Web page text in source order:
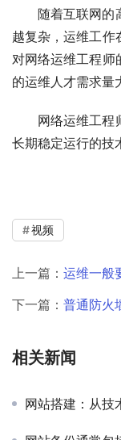
随着互联网的
越复杂，运维工作
对网络运维工程师
的运维人才需求量
网络运维工程
长期稳定运行的技
视频
上一篇： 运维一般
下一篇： 普通防火墙
相关新闻
网站搭建：从技